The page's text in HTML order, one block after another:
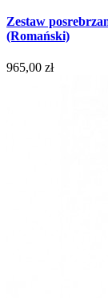
Zestaw
(Romański)
965,00 zł